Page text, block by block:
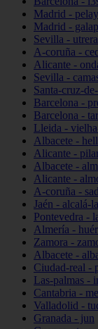
Madrid -
Madrid -
Sevilla - utrera
A-coruña -
Alicante -
Sevilla -
Santa-cruz-
Barcelona -
Barcelona -
Lleida -
Albacete -
Alicante -
Albacete -
Alicante -
A-coruña -
Jaén - alcalá-
Pontevedra -
Almería -
Zamora -
Albacete -
Ciudad-real -
Las-palmas -
Cantabria -
Valladolid -
Granada - jun